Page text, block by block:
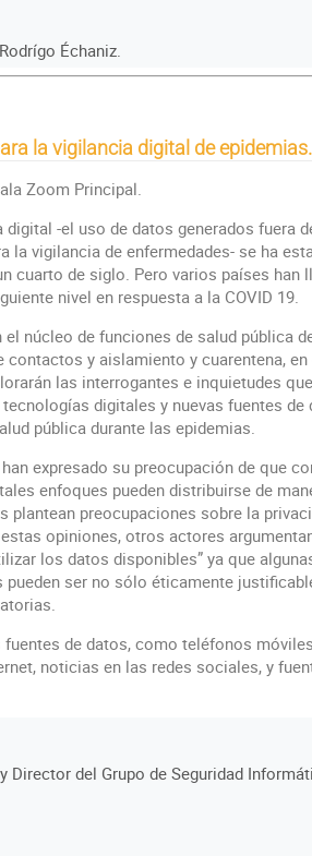
Échaniz.
la vigilancia digital de epidemias.
Zoom Principal.
digital -el uso de datos generados fuera
la vigilancia de enfermedades- se ha
cuarto de siglo. Pero varios países han
nivel en respuesta a la COVID 19.
el núcleo de funciones de salud pública
contactos y aislamiento y cuarentena,
las interrogantes e inquietudes
digitales y nuevas fuentes de
pública durante las epidemias.
expresado su preocupación de que
enfoques pueden distribuirse de
plantean preocupaciones sobre la
opiniones, otros actores
los datos disponibles” ya que
pueden ser no sólo éticamente
de datos, como teléfonos
noticias en las redes sociales, y
Director del Grupo de Seguridad